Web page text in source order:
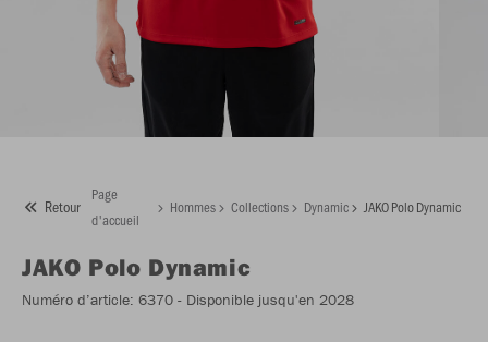
Retour
Page
d'accueil
Hommes Collections Dynamic JAKO Polo Dynamic
JAKO Polo Dynamic
Numéro d’article: 6370 - Disponible jusqu'en 2028